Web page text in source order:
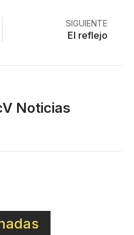
SIGUIENTE
El reflejo
Noticias